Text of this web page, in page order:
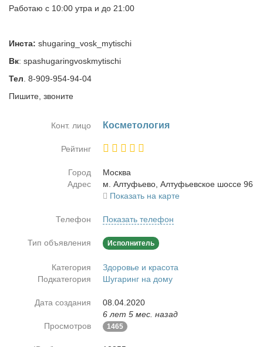
Работаю с 10:00 утра и до 21:00
Инста: shugaring_vosk_mytischi
Вк: spashugaringvoskmytischi
Тел . 8-909-954-94-04
Пишите, звоните
Конт. лицо Кос­ме­то­ло­гия
Рейтинг
Город
Москва
Адрес
м. Ал­ту­фье­во, Ал­ту­фьев­ское шос­се 96
Показать на карте
Телефон Показать телефон
Тип объявления Исполнитель
Категория
Здоровье и красота
Подкатегория
Шугаринг на дому
Дата создания
08.04.2020
6 лет 5 мес. назад
Просмотров
1465